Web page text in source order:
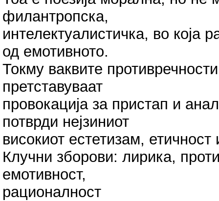
филантропска,
интелектуалистичка, во која
од емотивното.
Токму ваквите
претставуваат
провокација за пристап и
потврди нејзиниот
високиот естетизам, етичност
Клучни зборови: лирика,
емотивност,
рационалност